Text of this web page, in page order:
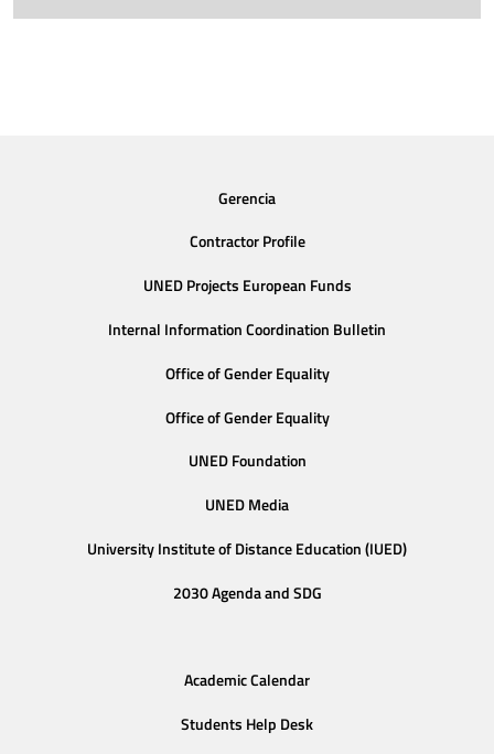
Gerencia
Contractor Profile
UNED Projects European Funds
Internal Information Coordination Bulletin
Office of Gender Equality
Office of Gender Equality
UNED Foundation
UNED Media
University Institute of Distance Education (IUED)
2030 Agenda and SDG
Academic Calendar
Students Help Desk